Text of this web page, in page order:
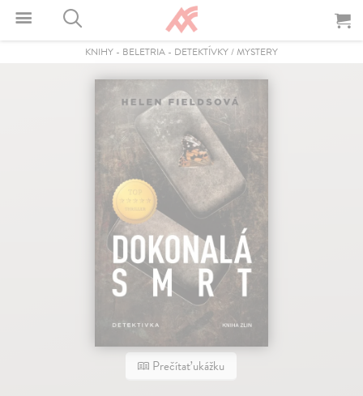
KNIHY - BELETRIA - DETEKTÍVKY / MYSTERY
Prečítať ukážku